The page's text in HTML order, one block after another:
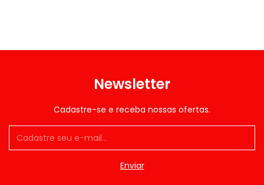
Newsletter
Cadastre-se e receba nossas ofertas.